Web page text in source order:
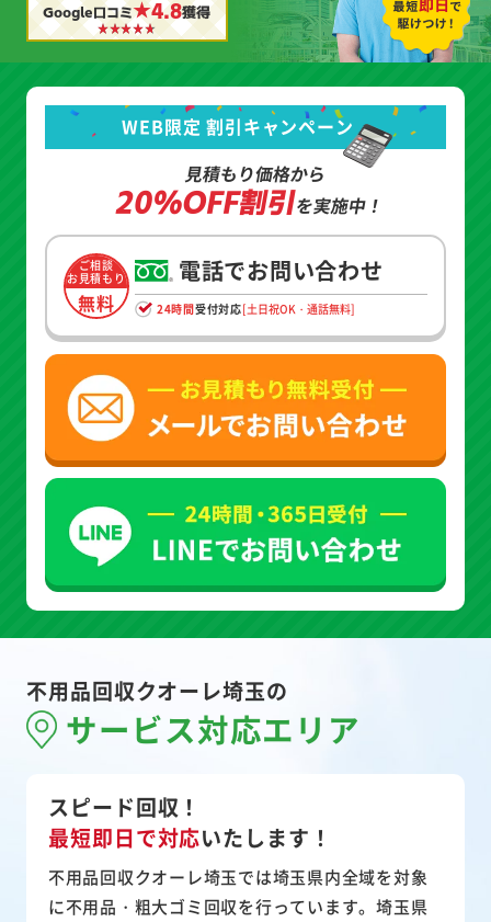
Google口コミ★4.8獲得
WEB限定 割引キャンペーン
見積もり価格から
20%OFF割引を実施中！
ご相談
お見積もり
無料
電話でお問い合わせ
24時間受付対応[土日祝OK・通話無料]
不用品回収クオーレ埼玉の
サービス対応エリア
スピード回収！
最短即日で対応いたします！
不用品回収クオーレ埼玉では埼玉県内全域を対象
に不用品・粗大ゴミ回収を行っています。埼玉県